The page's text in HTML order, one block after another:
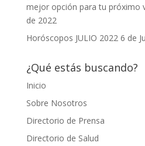
mejor opción para tu próximo
de 2022
Horóscopos JULIO 2022 6 de
¿Qué estás buscando?
Inicio
Sobre Nosotros
Directorio de Prensa
Directorio de Salud